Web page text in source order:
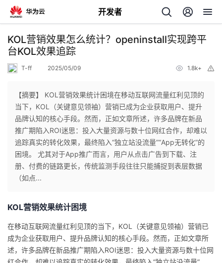
开发者
返
回
个
人
主
我
的
者
我
发
的
Programs
我
的
KOL营销效果怎么统计？openinstall实现跨平
台KOL效果追踪
T-ff 2025/05/09 1.8k+
【摘要】 KOL营销效果统计困境在移动互联网流量红利见顶的
当下，KOL（关键意见领袖）营销已成为企业获取用户、提升
品牌认知的核心手段。然而，正如文章所述，许多品牌在新品
推广期陷入ROI迷思：投入大量资源与数十位网红合作，却难以
追踪真实的转化效果，最终陷入“独立站没流量”“App无转化”的
困境。 尤其对于App推广而言，用户从点击广告到下载、注
册、付费的链路更长，传统监测手段往往只能捕捉到表层数据
（如点...
KOL营销效果统计困境
在移动互联网流量红利见顶的当下，KOL（关键意见领袖）营销已
成为企业获取用户、提升品牌认知的核心手段。然而，正如文章所
述，许多品牌在新品推广期陷入ROI迷思：投入大量资源与数十位网